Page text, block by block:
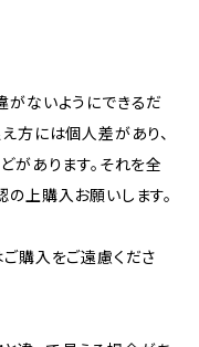
がないようにできるだ
方には個人差があり、
があります。それを全
上購入お願いします。
購入をご遠慮くださ